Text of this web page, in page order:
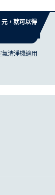
元，就可以得
氣清淨機適用